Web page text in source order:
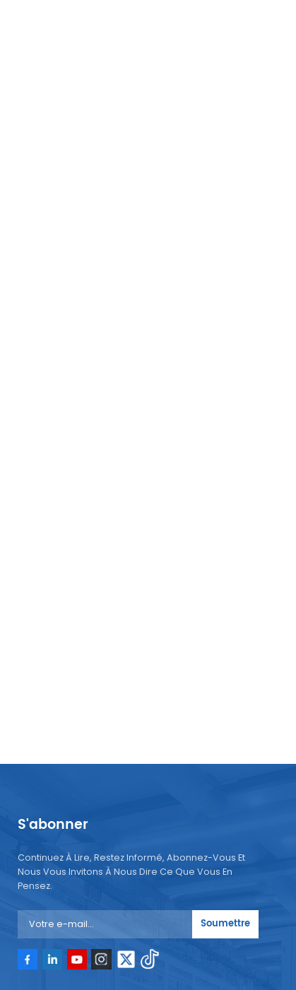
S'abonner
Continuez À Lire, Restez Informé, Abonnez-Vous Et
Nous Vous Invitons À Nous Dire Ce Que Vous En
Pensez.
Soumettre